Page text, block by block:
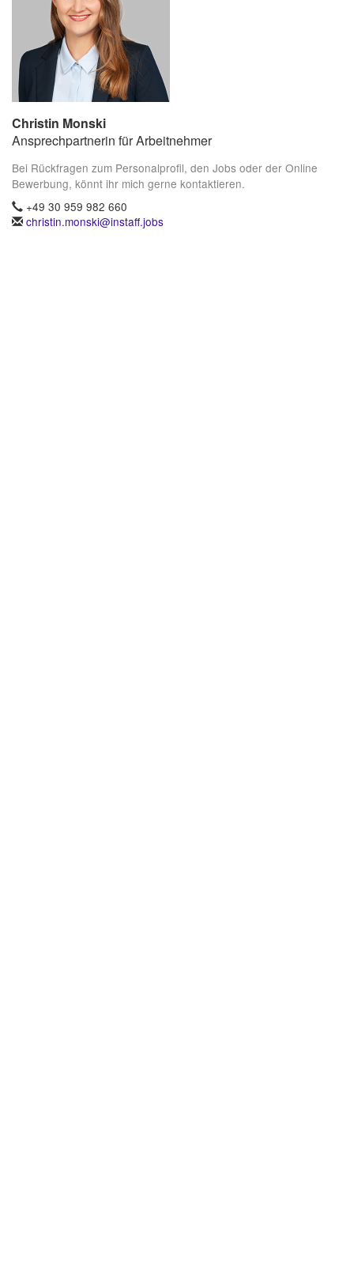
Christin Monski
Ansprechpartnerin für Arbeitnehmer
Bei Rückfragen zum Personalprofil, den Jobs oder der Online
Bewerbung, könnt ihr mich gerne kontaktieren.
+49 30 959 982 660
christin.monski@instaff.jobs